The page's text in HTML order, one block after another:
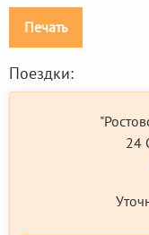
Печать
Поездки:
24